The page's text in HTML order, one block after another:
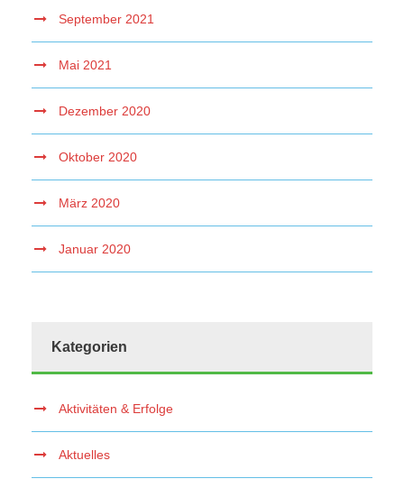
September 2021
Mai 2021
Dezember 2020
Oktober 2020
März 2020
Januar 2020
Kategorien
Aktivitäten & Erfolge
Aktuelles